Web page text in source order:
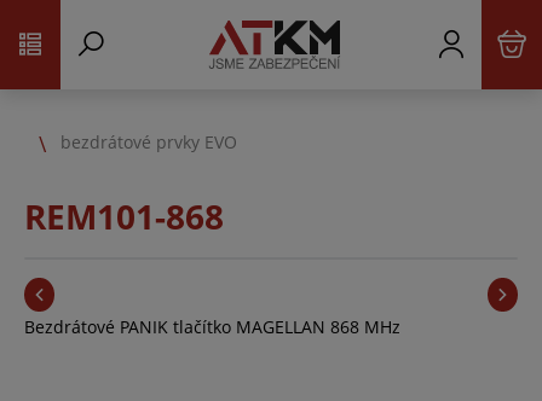
bezdrátové prvky EVO
REM101-868
Bezdrátové PANIK tlačítko MAGELLAN 868 MHz